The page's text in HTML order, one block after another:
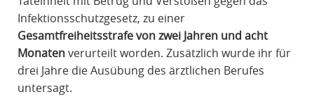
Infektionsschutzgesetz, zu einer
Gesamtfreiheitsstrafe von zwei Jahren und acht
Monatenverurteilt worden. Zusätzlich wurde ihr für
drei Jahre die Ausübung des ärztlichen Berufes
untersagt.